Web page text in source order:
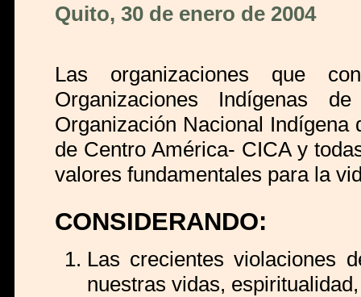
Quito, 30 de enero de 2004
Las organizaciones que
Organizaciones Indígenas
Organización Nacional
de Centro América- CICA y
valores fundamentales para la
CONSIDERANDO:
Las crecientes violaciones
nuestras vidas,